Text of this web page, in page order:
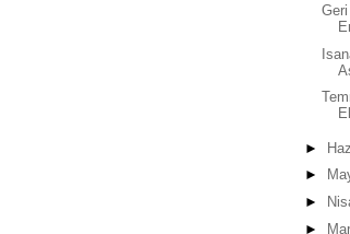
►
►
►
►